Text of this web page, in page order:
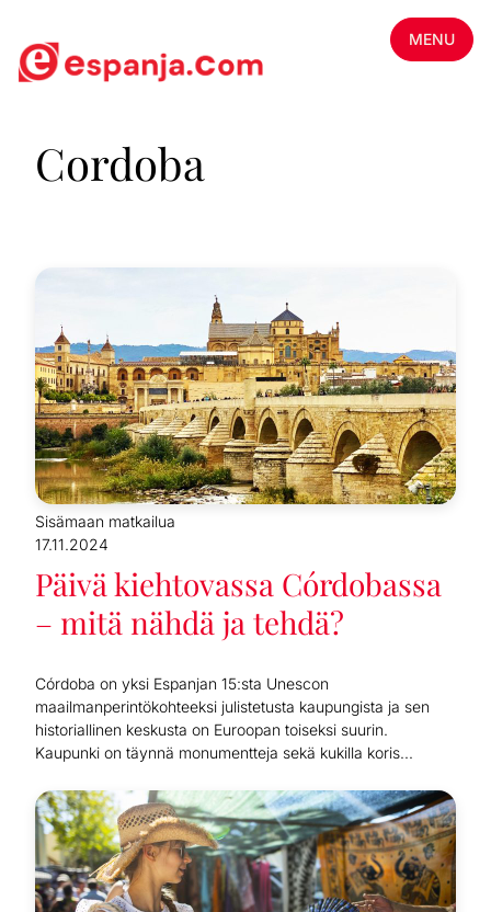
MENU
Cordoba
Sisämaan matkailua
17.11.2024
Päivä kiehtovassa Córdobassa
– mitä nähdä ja tehdä?
Córdoba on yksi Espanjan 15:sta Unescon
maailmanperintökohteeksi julistetusta kaupungista ja sen
historiallinen keskusta on Euroopan toiseksi suurin.
Kaupunki on täynnä monumentteja sekä kukilla koris...